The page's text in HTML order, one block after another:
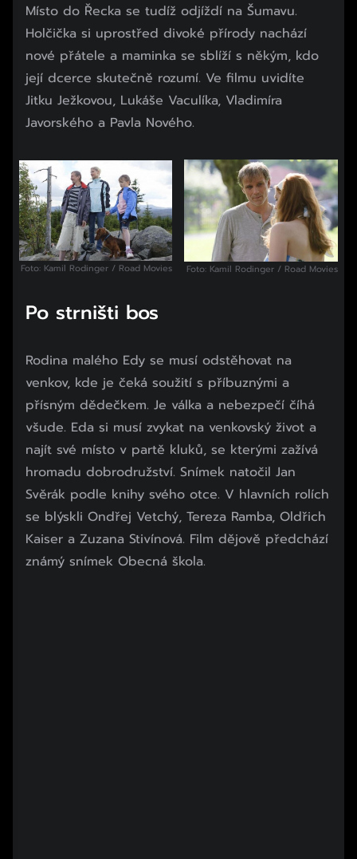
Místo do Řecka se tudíž odjíždí na Šumavu.
Holčička si uprostřed divoké přírody nachází
nové přátele a maminka se sblíží s někým, kdo
její dcerce skutečně rozumí. Ve filmu uvidíte
Jitku Ježkovou, Lukáše Vaculíka, Vladimíra
Javorského a Pavla Nového.
Začátek reklamy
Konec reklamy
Foto: Kamil Rodinger / Road Movies Foto: Kamil Rodinger / Road Movies
Po strništi bos
Rodina malého Edy se musí odstěhovat na
venkov, kde je čeká soužití s příbuznými a
přísným dědečkem. Je válka a nebezpečí číhá
všude. Eda si musí zvykat na venkovský život a
najít své místo v partě kluků, se kterými zažívá
hromadu dobrodružství. Snímek natočil Jan
Svěrák podle knihy svého otce. V hlavních rolích
se blýskli Ondřej Vetchý, Tereza Ramba, Oldřich
Kaiser a Zuzana Stivínová. Film dějově předchází
známý snímek Obecná škola.